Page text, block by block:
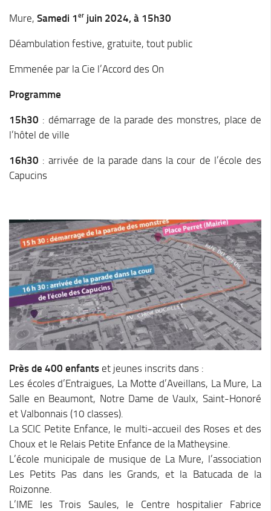
Stratégie Foncière
Appel à projet Friche
Urbanisme ADS (Autorisation des droits du sol)
Plan Local d’Urbanisme
Architecte conseil
Aménagements touristiques
Stratégie de développement touristique
Territoire Napoléon
Chemins de randonnée
Via Ferrata
Taxe de séjour & Tourisme
La taxe de séjour
Enfance & Cohésion Sociale
Petite Enfance
Relais Petite Enfance
Grandir en Matheysine
Crèches et LAEP
Jeunesse
Mure, Samedi 1 er juin 2024, à 15h30
Déambulation festive, gratuite, tout public
Emmenée par la Cie l’Accord des On
Programme
15h30 : démarrage de la parade des monstres, place de
l’hôtel de ville
16h30 : arrivée de la parade dans la cour de l’école des
Capucins
Près de 400 enfants et jeunes inscrits dans :
Les écoles d’Entraigues, La Motte d’Aveillans, La Mure, La
Salle en Beaumont, Notre Dame de Vaulx, Saint-Honoré
et Valbonnais (10 classes).
La SCIC Petite Enfance, le multi-accueil des Roses et des
Choux et le Relais Petite Enfance de la Matheysine.
L’école municipale de musique de La Mure, l’association
Les Petits Pas dans les Grands, et la Batucada de la
Roizonne.
L’IME les Trois Saules, le Centre hospitalier Fabrice